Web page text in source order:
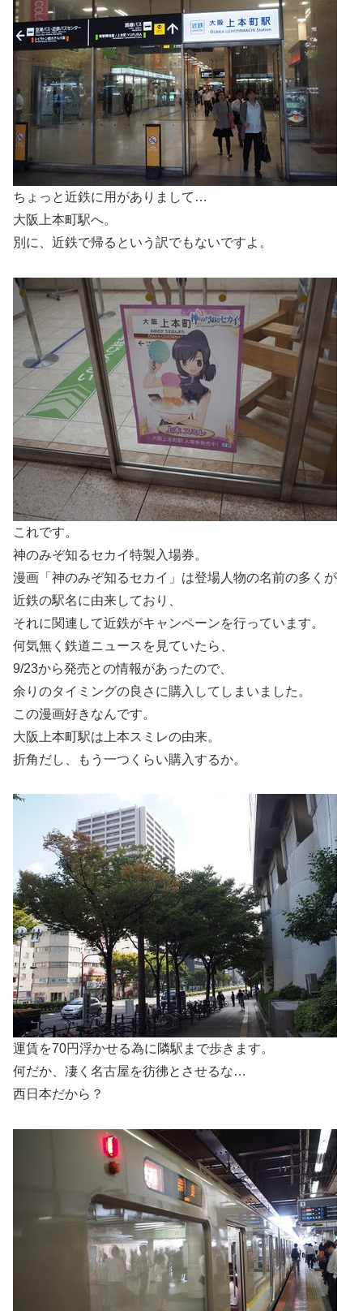
ちょっと近鉄に用がありまして…
大阪上本町駅へ。
別に、近鉄で帰るという訳でもないですよ。
これです。
神のみぞ知るセカイ特製入場券。
漫画「神のみぞ知るセカイ」は登場人物の名前の多くが
近鉄の駅名に由来しており、
それに関連して近鉄がキャンペーンを行っています。
何気無く鉄道ニュースを見ていたら、
9/23から発売との情報があったので、
余りのタイミングの良さに購入してしまいました。
この漫画好きなんです。
大阪上本町駅は上本スミレの由来。
折角だし、もう一つくらい購入するか。
運賃を70円浮かせる為に隣駅まで歩きます。
何だか、凄く名古屋を彷彿とさせるな…
西日本だから？